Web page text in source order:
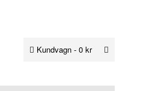
Kundvagn - 0 kr